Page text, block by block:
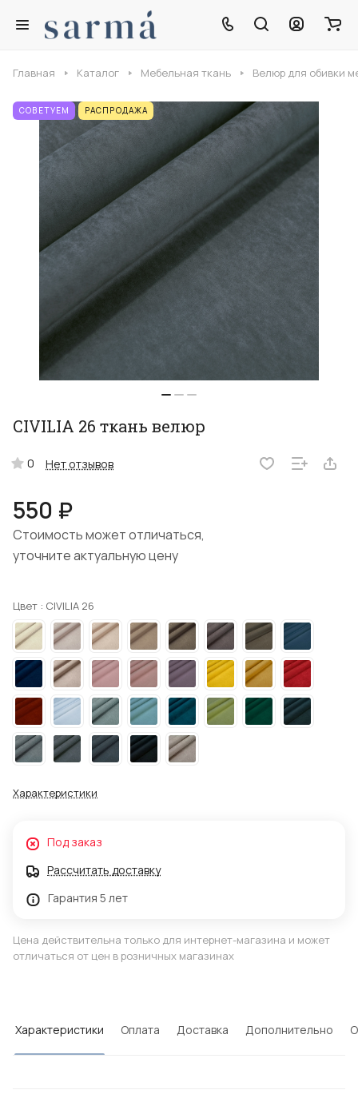
Главная Каталог Мебельная ткань Велюр для обивки
СОВЕТУЕМ РАСПРОДАЖА
CIVILIA 26 ткань велюр
0 Нет отзывов
550 ₽
Стоимость может отличаться,
уточните актуальную цену
Цвет : CIVILIA 26
Характеристики
Под заказ
Рассчитать доставку
Гарантия 5 лет
Цена действительна только для интернет-магазина и может
отличаться от цен в розничных магазинах
Характеристики Оплата Доставка Дополнительно